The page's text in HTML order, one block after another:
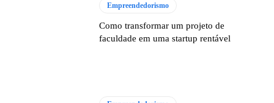
Empreendedorismo
Como transformar um projeto de
faculdade em uma startup rentável